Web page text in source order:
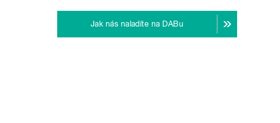
Jak nás naladíte na DABu